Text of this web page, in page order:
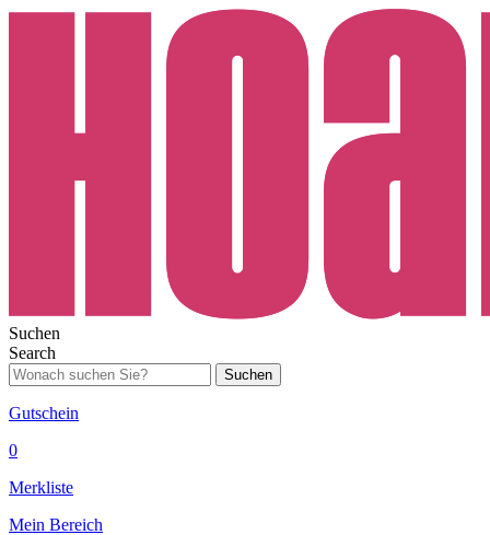
Suchen
Search
Suchen
Gutschein
0
Merkliste
Mein Bereich